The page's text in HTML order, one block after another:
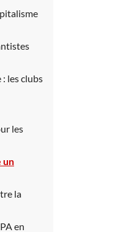
les clubs
les
un
la
en